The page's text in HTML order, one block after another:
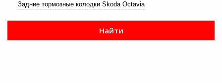
Задние тормозные колодки Skoda Octavia
Найти